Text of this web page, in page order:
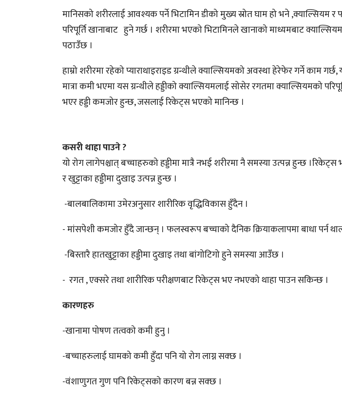
मानिसको शरीरलाई आवश्यक पर्ने भिटामिन डीको मुख्य स्रोत घाम हो भने ,क्याल्सियम
परिपूर्ति खानाबाट हुने गर्छ । शरीरमा भएको भिटामिनले खानाको माध्यमबाट
पठाउँछ ।
हाम्रो शरीरमा रहेको प्याराथाइराइड ग्रन्थीले क्याल्सियमको अवस्था हेरेफेर गर्ने काम
मात्रा कमी भएमा यस ग्रन्थीले हड्डीको क्याल्सियमलाई सोसेर रगतमा क्याल्सियमको
भएर हड्डी कमजोर हुन्छ, जसलाई रिकेट्स भएको मानिन्छ ।
कसरी थाहा पाउने ?
यो रोग लागेपश्चात् बच्चाहरुको हड्डीमा मात्रै नभई शरीरमा नै समस्या उत्पन्न हुन्छ
र खुट्टाका हड्डीमा दुखाइ उत्पन्न हुन्छ ।
-बालबालिकामा उमेरअनुसार शारीरिक वृद्धिविकास हुँदैन ।
- मांसपेशी कमजोर हुँदै जान्छन् । फलस्वरूप बच्चाको दैनिक क्रियाकलापमा बाधा पर्न
-बिस्तारै हातखुट्टाका हड्डीमा दुखाइ तथा बांगोटिगो हुने समस्या आउँछ ।
- रगत , एक्सरे तथा शारीरिक परीक्षणबाट रिकेट्स भए नभएको थाहा पाउन सकिन्छ ।
कारणहरु
-खानामा पोषण तत्वको कमी हुनु ।
-बच्चाहरुलाई घामको कमी हुँदा पनि यो रोग लाग्न सक्छ ।
-वंशाणुगत गुण पनि रिकेट्सको कारण बन्न सक्छ ।